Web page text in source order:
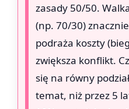
zasady 50/50.
(np. 70/30)
podraża koszty
zwiększa konflikt.
się na równy
temat, niż przez 5